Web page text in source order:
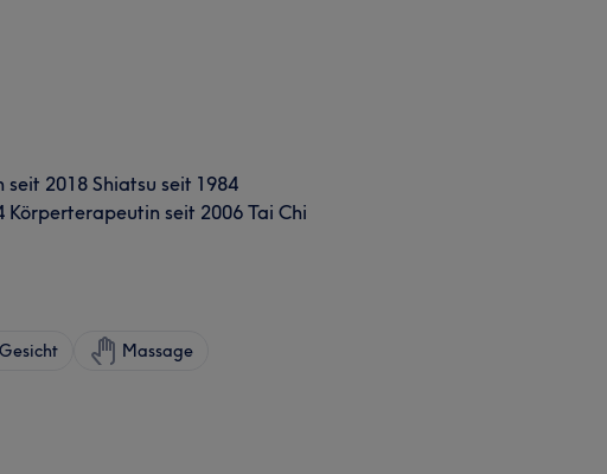
2018 Shiatsu seit 1984
Körperterapeutin seit 2006 Tai Chi
Gesicht Massage